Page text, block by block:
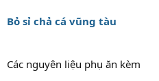
Bỏ sỉ chả cá vũng tàu
Các nguyên liệu phụ ăn kèm